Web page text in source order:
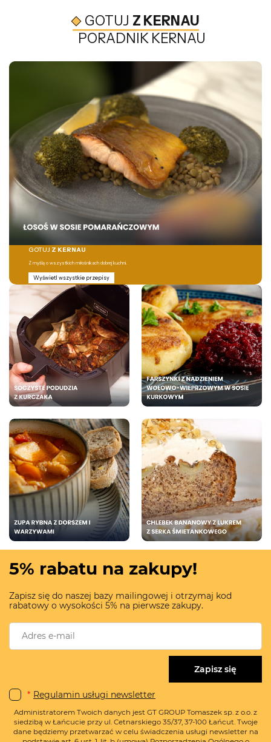
GOTUJ Z KERNAU
PORADNIK KERNAU
GOTUJ Z KERNAU
Z myślą o wszystkich miłośnikach dobrej kuchni.
Wyświetl wszystkie przepisy
5% rabatu na zakupy!
Zapisz się do naszej bazy mailingowej i otrzymaj kod
rabatowy o wysokości 5% na pierwsze zakupy.
Zapisz się
* Regulamin usługi newsletter
Administratorem Twoich danych jest GT GROUP Tomaszek sp. z o.o. z
siedzibą w Łańcucie przy ul. Cetnarskiego 35/37, 37-100 Łańcut. Twoje
dane będziemy przetwarzać w celu świadczenia usługi newsletter na